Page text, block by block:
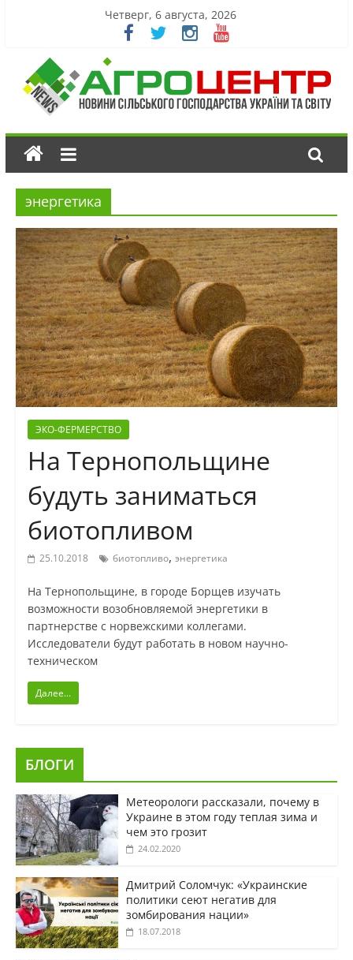
Четверг, 6 августа, 2026
энергетика
ЭКО-ФЕРМЕРСТВО
На Тернопольщине
будуть заниматься
биотопливом
25.10.2018 биотопливо, энергетика
На Тернопольщине, в городе Борщев изучать
возможности возобновляемой энергетики в
партнерстве с норвежскими коллегами.
Исследователи будут работать в новом научно-
техническом
Далее...
БЛОГИ
Метеорологи рассказали, почему в
Украине в этом году теплая зима и
чем это грозит
24.02.2020
Дмитрий Соломчук: «Украинские
политики сеют негатив для
зомбирования нации»
18.07.2018